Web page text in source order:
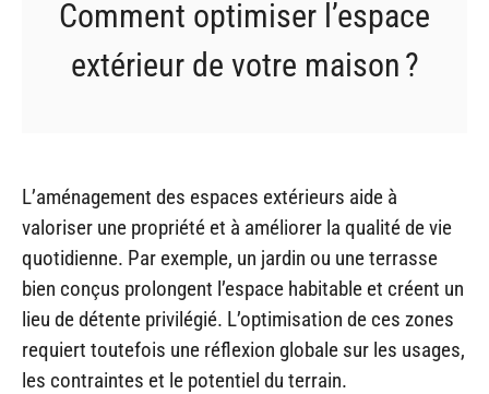
Comment optimiser l’espace
extérieur de votre maison ?
L’aménagement des espaces extérieurs aide à
valoriser une propriété et à améliorer la qualité de vie
quotidienne. Par exemple, un jardin ou une terrasse
bien conçus prolongent l’espace habitable et créent un
lieu de détente privilégié. L’optimisation de ces zones
requiert toutefois une réflexion globale sur les usages,
les contraintes et le potentiel du terrain.